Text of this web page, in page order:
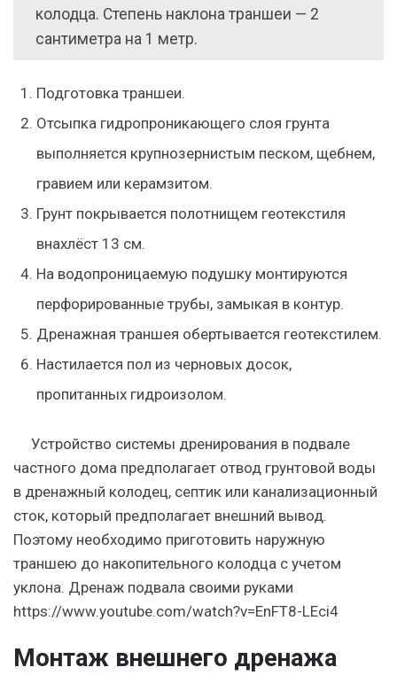
колодца. Степень наклона траншеи — 2
сантиметра на 1 метр.
Подготовка траншеи.
Отсыпка гидропроникающего слоя грунта
выполняется крупнозернистым песком, щебнем,
гравием или керамзитом.
Грунт покрывается полотнищем геотекстиля
внахлёст 13 см.
На водопроницаемую подушку монтируются
перфорированные трубы, замыкая в контур.
Дренажная траншея обертывается геотекстилем.
Настилается пол из черновых досок,
пропитанных гидроизолом.
Устройство системы дренирования в подвале
частного дома предполагает отвод грунтовой воды
в дренажный колодец, септик или канализационный
сток, который предполагает внешний вывод.
Поэтому необходимо приготовить наружную
траншею до накопительного колодца с учетом
уклона. Дренаж подвала своими руками
https://www.youtube.com/watch?v=EnFT8-LEci4
Монтаж внешнего дренажа